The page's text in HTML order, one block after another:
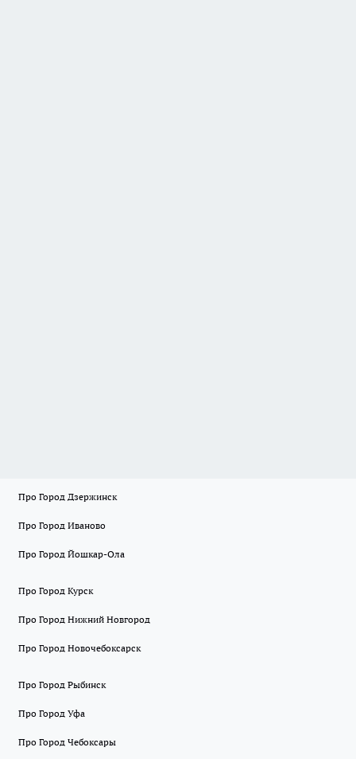
Про Город Дзержинск
Про Город Иваново
Про Город Йошкар-Ола
Про Город Курск
Про Город Нижний Новгород
Про Город Новочебоксарск
Про Город Рыбинск
Про Город Уфа
Про Город Чебоксары